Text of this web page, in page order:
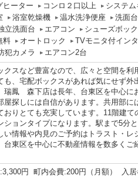
ヒーター コンロ２口以上
システ
浴室乾燥機 温水洗浄便座
洗面台
立洗面台 エアコン シューズボッ
料 オートロック
TVモニタ付イン
犯カメラ エアコン2台
クスなど豊富なので、広々と空間を利
も、宅配ボックスがあれば気にせず外
鳳 森下店は長年、台東区を中心に
屋探しには自信があります。共用部に
おりとても充実しています。11階建て
ョンタイプになります。駅まで5分
い情報や内見のご予約はトラスト・
東区を中心に不動産情報を数多くご
円 町内会費:200円（月額） 入居